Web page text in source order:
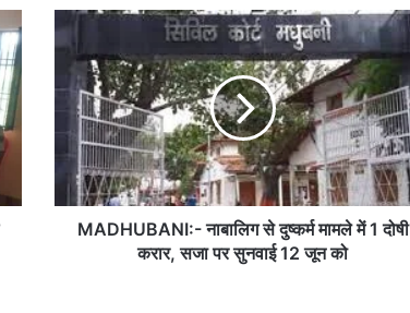
MADHUBANI:-
दुष्कर्म
मामले
करार,
MADHUBANI:- नाबालिग से दुष्कर्म मामले में 1 दोषी
करार, सजा पर सुनवाई 12 जून को